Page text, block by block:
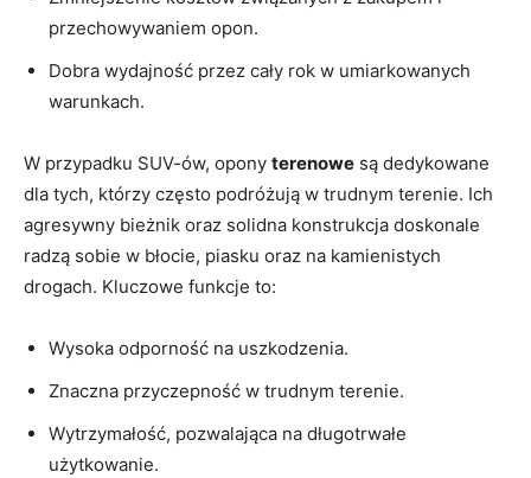
przechowywaniem opon.
Dobra wydajność przez cały rok w umiarkowanych
warunkach.
W przypadku SUV-ów, opony terenowe są dedykowane
dla tych, którzy często podróżują w trudnym terenie. Ich
agresywny bieżnik oraz solidna konstrukcja doskonale
radzą sobie w błocie, piasku oraz na kamienistych
drogach. Kluczowe funkcje to:
Wysoka odporność na uszkodzenia.
Znaczna przyczepność w trudnym terenie.
Wytrzymałość, pozwalająca na długotrwałe
użytkowanie.